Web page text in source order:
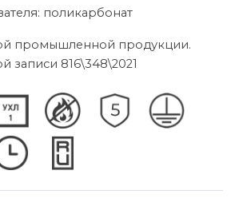
поликарбонат
промышленной продукции.
записи 816\348\2021